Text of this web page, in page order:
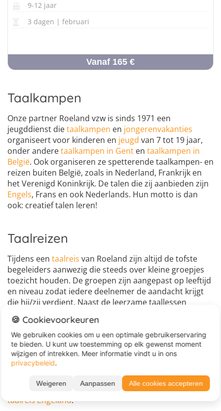
9-12 jaar
3 dagen | februari
Vanaf 165 €
Taalkampen
Onze partner Roeland vzw is sinds 1971 een
jeugddienst dietaalkampen en jongerenvakanties
organiseert voor kinderen en jeugd van 7 tot 19 jaar,
onder anderetaalkampen in Gent en taalkampen in
België. Ook organiseren ze spetterende taalkampen- en
reizen buiten België, zoals in Nederland, Frankrijk en
het Verenigd Koninkrijk. De talen die zij aanbieden zijn
Engels, Frans en ook Nederlands. Hun motto is dan
ook: creatief talen leren!
Taalreizen
Tijdens een taalreis van Roeland zijn altijd de tofste
begeleiders aanwezig die steeds over kleine groepjes
toezicht houden. De groepen zijn aangepast op leeftijd
en niveau zodat iedere deelnemer de aandacht krijgt
die hij/zij verdient. Naast de leerzame taallessen
worden coole activiteiten, spellen en uitstapjes
georganiseerd, en hebben zij een groot aanbod in
themakampen. Tijdens eentaalvakantiewordt je
volledig ondergedompeld in de vreemde taal die je
graag wilt leren en leer je veel bij. Met 50 jaar ervaring
in het organiseren van taalreizen en taalcursussen
staan zij garant voor een fijne groepssfeer en een
fantastische tijd! Je kunt bijvoorbeeld gaan voor een
taalreis Engeland.
🍪 Cookievoorkeuren
We gebruiken cookies om u een optimale gebruikerservaring
te bieden. U kunt uw toestemming op elk gewenst moment
wijzigen of intrekken. Meer informatie vindt u in ons
privacybeleid.
Weigeren Aanpassen Alle cookies accepteren